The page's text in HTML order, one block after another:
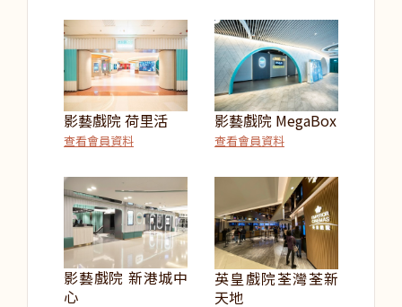
影藝戲院 荷里活
查看會員資料
影藝戲院 MegaBox
查看會員資料
影藝戲院 新港城中
心
英皇戲院荃灣荃新
天地